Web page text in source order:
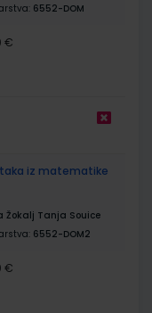
6552-DOM
€
iz matematike
Žokalj Tanja Souice
6552-DOM2
€